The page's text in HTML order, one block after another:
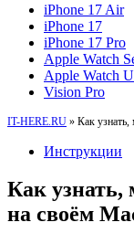
iPhone 17 Air
iPhone 17
iPhone 17 Pro
Apple Watch
Apple Watch
Vision Pro
IT-HERE.RU » Как
Инструкции
Как
на своём